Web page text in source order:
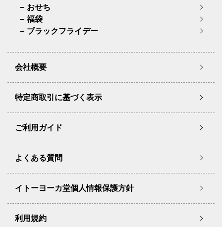
おせち
福袋
ブラックフライデー
会社概要
特定商取引に基づく表示
ご利用ガイド
よくある質問
イトーヨーカ堂個人情報保護方針
利用規約